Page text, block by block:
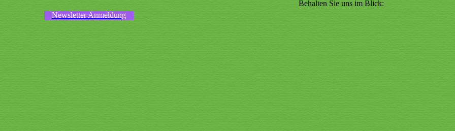
Behalten Sie uns im Blick:
Newsletter Anmeldung